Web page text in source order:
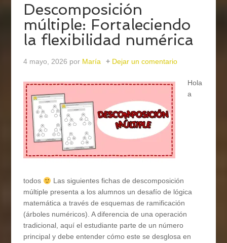
Descomposición
múltiple: Fortaleciendo
la flexibilidad numérica
4 mayo, 2026 por María Dejar un comentario
Hola
a
todos
Las siguientes fichas de descomposición
múltiple presenta a los alumnos un desafío de lógica
matemática a través de esquemas de ramificación
(árboles numéricos). A diferencia de una operación
tradicional, aquí el estudiante parte de un número
principal y debe entender cómo este se desglosa en